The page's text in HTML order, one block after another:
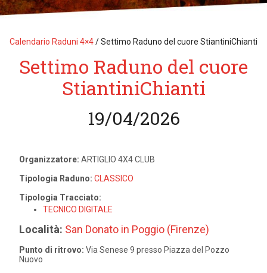
Calendario Raduni 4×4/Settimo Raduno del cuore StiantiniChianti
Settimo Raduno del cuore
StiantiniChianti
19/04/2026
Organizzatore: ARTIGLIO 4X4 CLUB
Tipologia Raduno: CLASSICO
Tipologia Tracciato:
TECNICO DIGITALE
Località: San Donato in Poggio (Firenze)
Punto di ritrovo: Via Senese 9 presso Piazza del Pozzo
Nuovo